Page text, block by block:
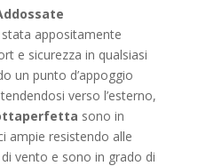
appositamente
e sicurezza in qualsiasi
un punto d’appoggio
verso l’esterno,
sono in
ampie resistendo alle
vento e sono in grado di